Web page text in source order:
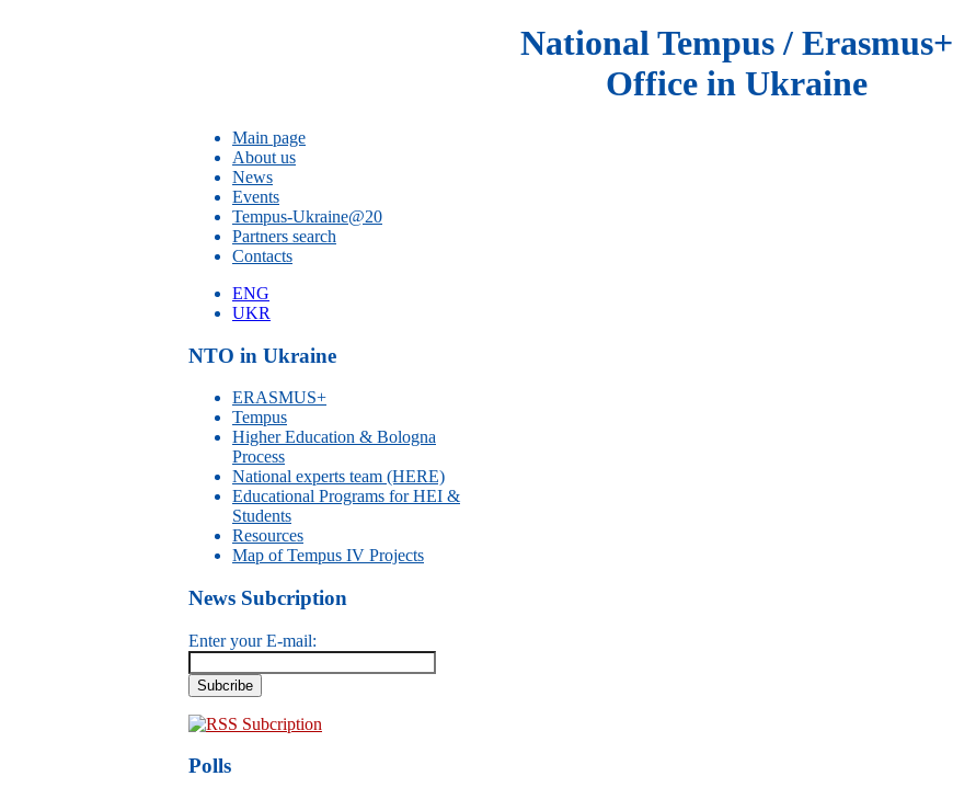
National Tempus / Erasmus+
Office in Ukraine
Main page
About us
News
Events
Tempus-Ukraine@20
Partners search
Contacts
ENG
UKR
NTO in Ukraine
ERASMUS+
Tempus
Higher Education & Bologna
Process
National experts team (HERE)
Educational Programs for HEI &
Students
Resources
Map of Tempus IV Projects
News Subcription
Enter your E-mail:
RSS Subcription
Polls